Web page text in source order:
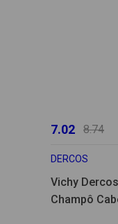
7.02 8.74
DERCOS
Vichy
Champô